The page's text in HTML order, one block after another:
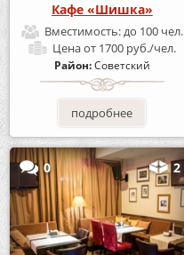
Кафе «Шишка»
Вместимость:до 100 чел.
Ценаот 1700 руб./чел.
Район:Советский
подробнее
0 2